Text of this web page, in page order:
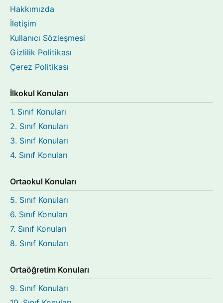
Hakkımızda
İletişim
Kullanıcı Sözleşmesi
Gizlilik Politikası
Çerez Politikası
İlkokul Konuları
1. Sınıf Konuları
2. Sınıf Konuları
3. Sınıf Konuları
4. Sınıf Konuları
Ortaokul Konuları
5. Sınıf Konuları
6. Sınıf Konuları
7. Sınıf Konuları
8. Sınıf Konuları
Ortaöğretim Konuları
9. Sınıf Konuları